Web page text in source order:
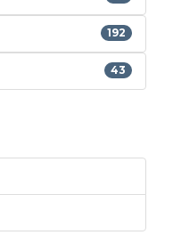
192
43